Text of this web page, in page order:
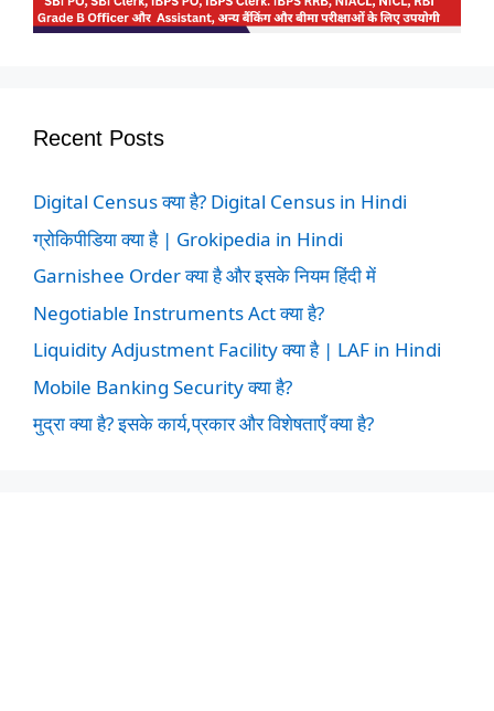
Recent Posts
Digital Census क्या है? Digital Census in Hindi
ग्रोकिपीडिया क्या है | Grokipedia in Hindi
Garnishee Order क्या है और इसके नियम हिंदी में
Negotiable Instruments Act क्या है?
Liquidity Adjustment Facility क्या है | LAF in Hindi
Mobile Banking Security क्या है?
मुद्रा क्या है? इसके कार्य,प्रकार और विशेषताएँ क्या है?